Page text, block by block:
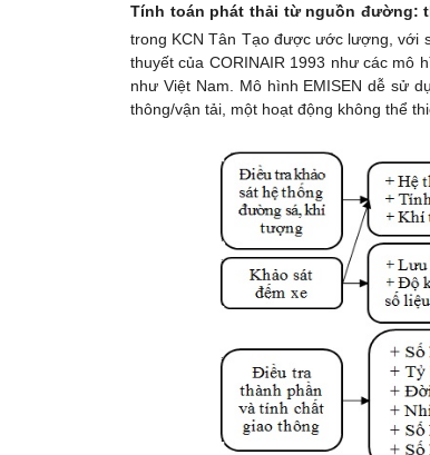
Tính toán phát thải từ nguồn đường: t
trong KCN Tân Tạo được ước lượng, với
thuyết của CORINAIR 1993 như các mô
như Việt Nam. Mô hình EMISEN dễ sử
thông/vận tải, một hoạt động không thể